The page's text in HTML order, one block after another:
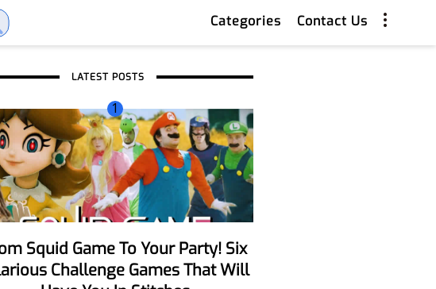
Categories Contact Us
LATEST POSTS
1
Challenge Games That Will